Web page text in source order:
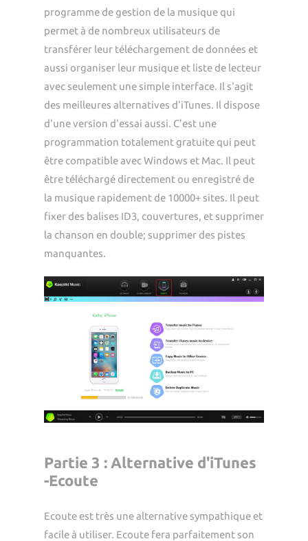
programme de gestion de la musique qui
permet à de nombreux utilisateurs de
transférer leur téléchargement de données et
aussi organiser leur musique et liste de lecteur
avec seulement une simple interface. Il s'agit
des meilleures alternatives d'iTunes. Il dispose
d'une version d'essai aussi. C'est une
programmation totalement gratuite qui peut
être compatible avec Windows et Mac. Il peut
être téléchargé directement ou enregistré de
la musique rapidement de 10000+ sites. Il peut
fixer des balises ID3, couvertures, et supprimer
la chanson en double; supprimer des pistes
manquantes.
Partie 3 : Alternative d'iTunes
-Ecoute
Ecoute est très une alternative sympathique et
facile à utiliser. Ecoute fera parfaitement son